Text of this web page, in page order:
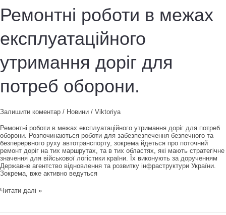
Ремонтні роботи в межах
експлуатаційного
утримання доріг для
потреб оборони.
Залишити коментар / Новини / Viktoriya
Ремонтні роботи в межах експлуатаційного утримання доріг для потреб
оборони. Розпочинаються роботи для забезпезпечення безпечного та
безперервного руху автотранспорту, зокрема йдеться про поточний
ремонт доріг на тих маршрутах, та в тих областях, які мають стратегічне
значення для військової логістики країни. Їх виконують за дорученням
Державне агентство відновлення та розвитку інфраструктури України.
Зокрема, вже активно ведуться
Ремонтні
межах
Читати далі »